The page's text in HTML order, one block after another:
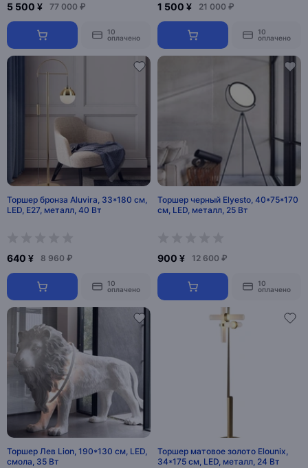
5 500 ¥ 77 000 ₽
10
оплачено
1 500 ¥ 21 000 ₽
10
оплачено
Торшер бронза Aluvira, 33*180 см,
LED, Е27, металл, 40 Вт
640 ¥ 8 960 ₽
10
оплачено
Торшер черный Elyesto, 40*75*170
см, LED, металл, 25 Вт
900 ¥ 12 600 ₽
10
оплачено
Торшер Лев Lion, 190*130 см, LED,
смола, 35 Вт
Торшер матовое золото Elounix,
34*175 см, LED, металл, 24 Вт